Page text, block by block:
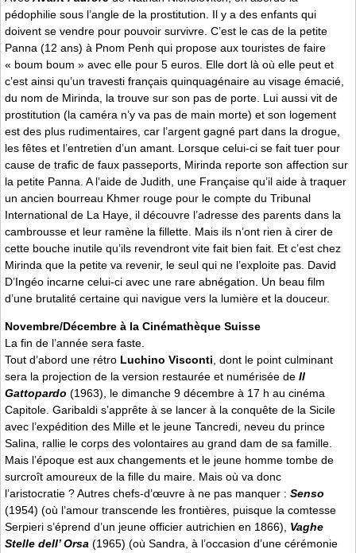
pédophilie sous l’angle de la prostitution. Il y a des enfants qui
doivent se vendre pour pouvoir survivre. C’est le cas de la petite
Panna (12 ans) à Pnom Penh qui propose aux touristes de faire
« boum boum » avec elle pour 5 euros. Elle dort là où elle peut et
c’est ainsi qu’un travesti français quinquagénaire au visage émacié,
du nom de Mirinda, la trouve sur son pas de porte. Lui aussi vit de
prostitution (la caméra n’y va pas de main morte) et son logement
est des plus rudimentaires, car l’argent gagné part dans la drogue,
les fêtes et l’entretien d’un amant. Lorsque celui-ci se fait tuer pour
cause de trafic de faux passeports, Mirinda reporte son affection sur
la petite Panna. A l’aide de Judith, une Française qu’il aide à traquer
un ancien bourreau Khmer rouge pour le compte du Tribunal
International de La Haye, il découvre l’adresse des parents dans la
cambrousse et leur ramène la fillette. Mais ils n’ont rien à cirer de
cette bouche inutile qu’ils revendront vite fait bien fait. Et c’est chez
Mirinda que la petite va revenir, le seul qui ne l’exploite pas. David
D’Ingéo incarne celui-ci avec une rare abnégation. Un beau film
d’une brutalité certaine qui navigue vers la lumière et la douceur.
Novembre/Décembre à la Cinémathèque Suisse
La fin de l’année sera faste.
Tout d’abord une rétro Luchino Visconti, dont le point culminant
sera la projection de la version restaurée et numérisée de Il
Gattopardo (1963), le dimanche 9 décembre à 17 h au cinéma
Capitole. Garibaldi s’apprête à se lancer à la conquête de la Sicile
avec l’expédition des Mille et le jeune Tancredi, neveu du prince
Salina, rallie le corps des volontaires au grand dam de sa famille.
Mais l’époque est aux changements et le jeune homme tombe de
surcroît amoureux de la fille du maire. Mais où va donc
l’aristocratie ? Autres chefs-d’œuvre à ne pas manquer : Senso
(1954) (où l’amour transcende les frontières, puisque la comtesse
Serpieri s’éprend d’un jeune officier autrichien en 1866), Vaghe
Stelle dell’ Orsa (1965) (où Sandra, à l’occasion d’une cérémonie